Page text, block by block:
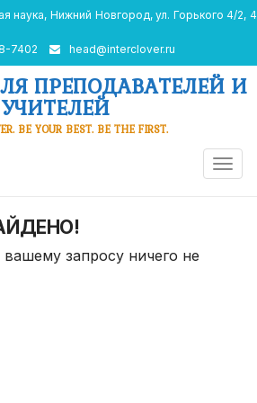
наука, Нижний Новгород, ул. Горького 4/2, 4
7402
head@interclover.ru
ПРЕПОДАВАТЕЛЕЙ И
УЧИТЕЛЕЙ
BE YOUR BEST. BE THE FIRST.
запросу ничего не